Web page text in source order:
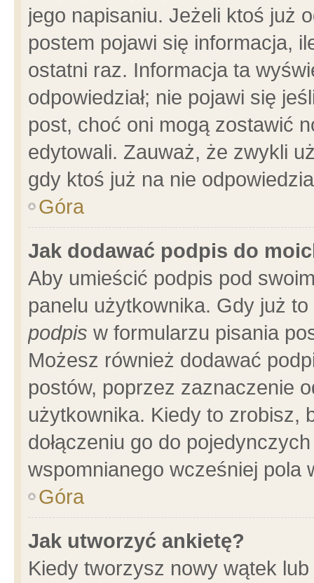
jego napisaniu. Jeżeli ktoś już
postem pojawi się informacja,
ostatni raz. Informacja ta
odpowiedział; nie pojawi się
post, choć oni mogą zostawić
edytowali. Zauważ, że zwykli
gdy ktoś już na nie
Góra
Jak dodawać podpis do
Aby umieścić podpis pod
panelu użytkownika. Gdy już
podpis w formularzu pisania
Możesz również dodawać
postów, poprzez zaznaczenie
użytkownika. Kiedy to zrobisz,
dołączeniu go do
wspomnianego wcześniej pola
Góra
Jak utworzyć ankietę?
Kiedy tworzysz nowy wątek